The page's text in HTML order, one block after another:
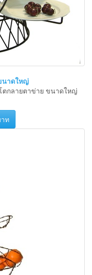
นาดใหญ่
ตกลายตาข่าย ขนาดใหญ่
ท